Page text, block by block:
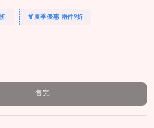
🍹夏季優惠 兩件9折
售完